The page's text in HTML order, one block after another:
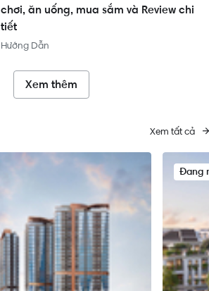
chơi, ăn uống, mua sắm và Review chi
tiết
Hướng Dẫn
Xem thêm
Xem tất cả
Đang